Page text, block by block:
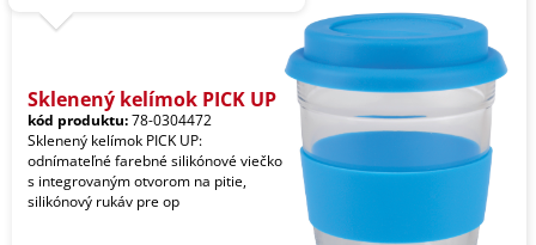
Sklenený kelímok PICK UP
kód produktu:78-0304472
Sklenený kelímok PICK UP:
odnímateľné farebné silikónové viečko
s integrovaným otvorom na pitie,
silikónový rukáv pre op